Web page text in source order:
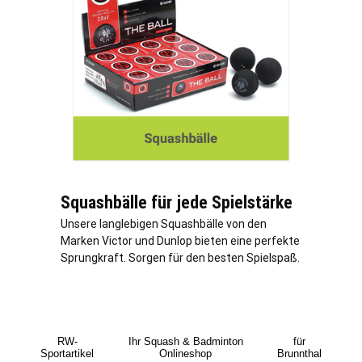
Squashbälle für jede Spielstärke
Unsere langlebigen Squashbälle von den
Marken Victor und Dunlop bieten eine perfekte
Sprungkraft. Sorgen für den besten Spielspaß.
RW-
Sportartikel
Ihr Squash & Badminton
Onlineshop
für
Brunnthal